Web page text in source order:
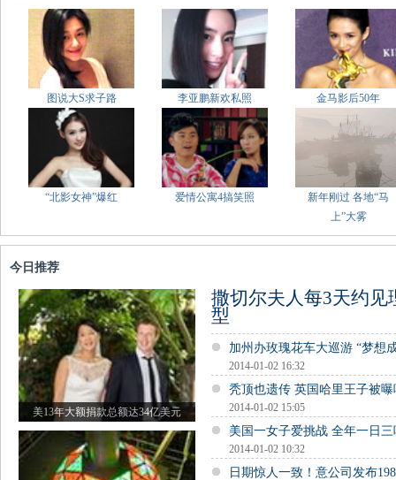
图说大S求子路 李亚鹏新欢私照 金马影后50年
“北影女神”爆红 爱情公寓4搞笑照
新年刚过 各地“马
上”大雾
今日推荐
美13年大额捐款总额达34亿美元
撒切尔夫人每3天约见
型
加州办玫瑰花车大巡游 “梦想
2014-01-02 16:32
秃顶也遗传 英国哈里王子被
2014-01-02 15:05
美国一女子爱挑战 全年一日
2014-01-02 10:32
日期惊人一致！意公司发布